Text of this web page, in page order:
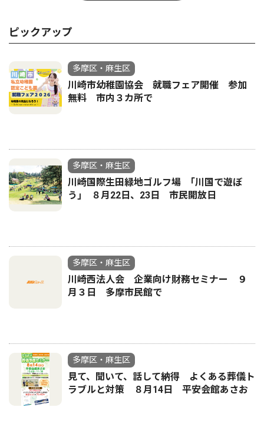
ピックアップ
多摩区・麻生区
川崎市幼稚園協会 就職フェア開催 参加
無料 市内３カ所で
多摩区・麻生区
川崎国際生田緑地ゴルフ場 ｢川国で遊ぼ
う｣ ８月22日、23日 市民開放日
多摩区・麻生区
川崎西法人会 企業向け財務セミナー ９
月３日 多摩市民館で
多摩区・麻生区
見て、聞いて、話して納得 よくある葬儀ト
ラブルと対策 ８月14日 平安会館あさお